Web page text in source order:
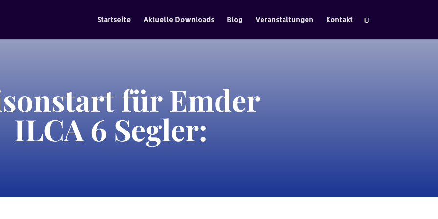
Startseite Aktuelle Downloads Blog Veranstaltungen Kontakt
für Emder
ILCA 6 Segler: